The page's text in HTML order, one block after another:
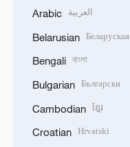
Arabic العربية
Belarusian Беларуская
Bengali বাংলা
Bulgarian Български
Cambodian ខ្មែរ
Croatian Hrvatski